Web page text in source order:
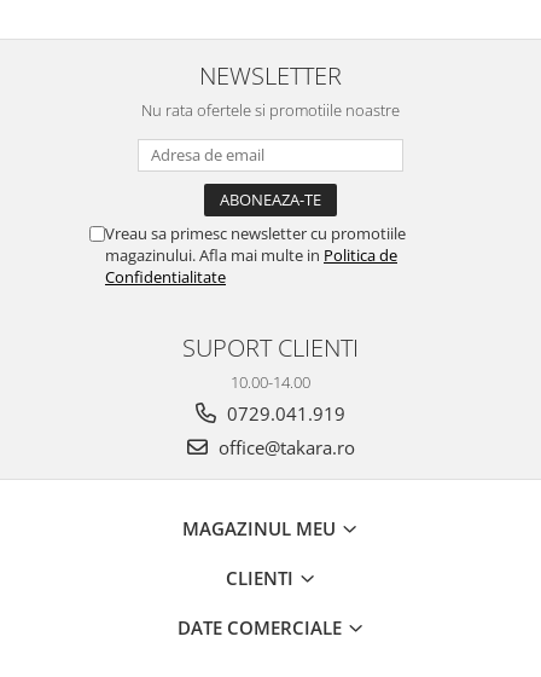
NEWSLETTER
Nu rata ofertele si promotiile noastre
Vreau sa primesc newsletter cu promotiile
magazinului. Afla mai multe in Politica de
Confidentialitate
SUPORT CLIENTI
10.00-14.00
0729.041.919
office@takara.ro
MAGAZINUL MEU
CLIENTI
DATE COMERCIALE